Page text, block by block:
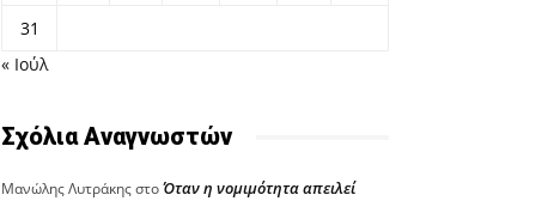
31
« Ιούλ
Σχόλια Αναγνωστών
Μανώλης ΛυτράκηςστοΌταν η νομιμότητα απειλεί